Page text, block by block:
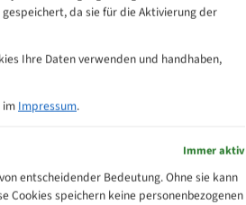
da sie für die Aktivierung der
Ihre Daten verwenden und handhaben,
im Impressum.
Immer aktiv
entscheidender Bedeutung. Ohne sie kann
Cookies speichern keine personenbezogenen